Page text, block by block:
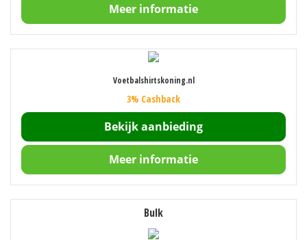
Meer informatie
Voetbalshirtskoning.nl
3% Cashback
Bekijk aanbieding
Meer informatie
Bulk